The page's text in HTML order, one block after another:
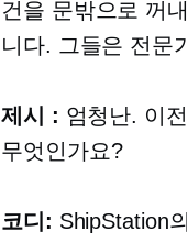
건을 문밖으로 꺼
니다. 그들은 전문
제시 : 엄청난. 이
무엇인가요?
코디: ShipStation